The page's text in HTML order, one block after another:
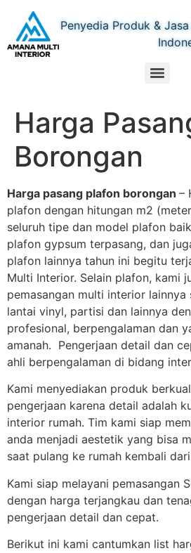
Penyedia Produk &
Harga
Borongan
Harga pasang plafon borongan –
plafon dengan hitungan m2
seluruh tipe dan model plafon
plafon gypsum terpasang, dan
plafon lainnya tahun ini begitu
Multi Interior. Selain plafon, kami
pemasangan multi interior
lantai vinyl, partisi dan lainnya
profesional, berpengalaman dan
amanah. Pengerjaan detail dan
ahli berpengalaman di bidang
Kami menyediakan produk
pengerjaan karena detail adalah
interior rumah. Tim kami siap
anda menjadi aestetik yang bisa
saat pulang ke rumah kembali
Kami siap melayani pemasangan
dengan harga terjangkau dan
pengerjaan detail dan cepat.
Berikut ini kami cantumkan list